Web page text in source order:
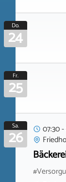
Do.
24
Fr.
25
Sa.
26
07:30